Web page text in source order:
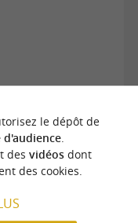
le dépôt de
d'audience.
des vidéosdont
des cookies.